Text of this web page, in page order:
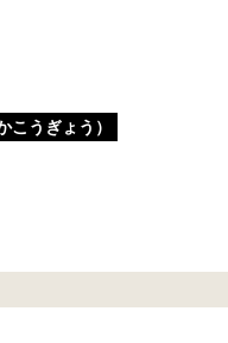
こうぎょう）